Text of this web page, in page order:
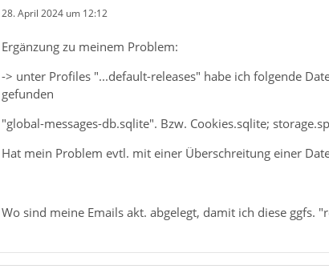
28. April 2024 um 12:12
Ergänzung zu meinem Problem:
-> unter Profiles "...default-releases" habe ich folgende
gefunden
"global-messages-db.sqlite". Bzw. Cookies.sqlite;
Hat mein Problem evtl. mit einer Überschreitung einer
Wo sind meine Emails akt. abgelegt, damit ich diese ggfs.